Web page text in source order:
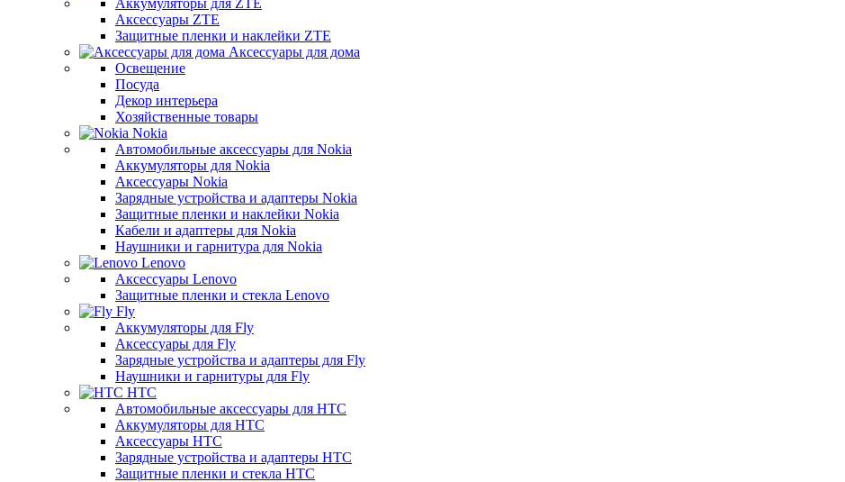
Аккумуляторы для ZTE
Аксессуары ZTE
Защитные пленки и наклейки ZTE
Аксессуары для дома
Освещение
Посуда
Декор интерьера
Хозяйственные товары
Nokia
Автомобильные аксессуары для Nokia
Аккумуляторы для Nokia
Аксессуары Nokia
Зарядные устройства и адаптеры Nokia
Защитные пленки и наклейки Nokia
Кабели и адаптеры для Nokia
Наушники и гарнитура для Nokia
Lenovo
Аксессуары Lenovo
Защитные пленки и стекла Lenovo
Fly
Аккумуляторы для Fly
Аксессуары для Fly
Зарядные устройства и адаптеры для Fly
Наушники и гарнитуры для Fly
HTC
Автомобильные аксессуары для HTC
Аккумуляторы для HTC
Аксессуары HTC
Зарядные устройства и адаптеры HTC
Защитные пленки и стекла HTC